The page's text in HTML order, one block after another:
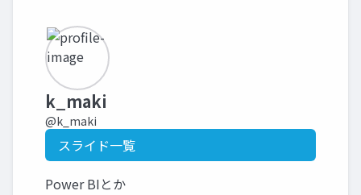
k_maki
@k_maki
スライド一覧
Power BIとか